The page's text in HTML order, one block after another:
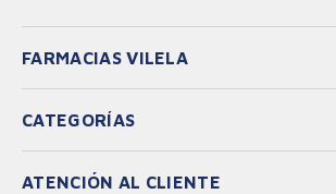
FARMACIAS VILELA
CATEGORÍAS
ATENCIÓN AL CLIENTE